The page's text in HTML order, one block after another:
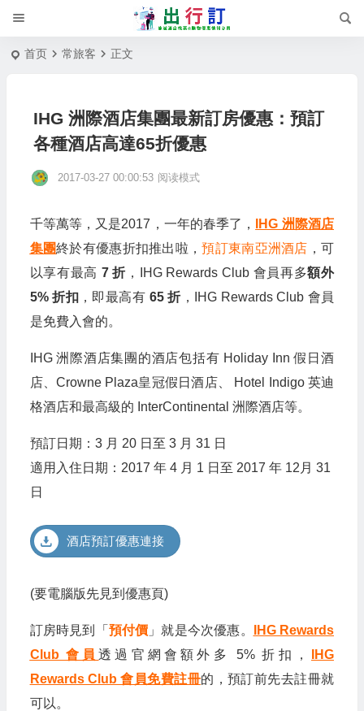
首页 常旅客 正文
IHG 洲際酒店集團最新訂房優惠：預訂
各種酒店高達65折優惠
2017-03-27 00:00:53 阅读模式
千等萬等，又是2017，一年的春季了，
IHG 洲際酒店
集團終於有優惠折扣推出啦，預訂東南亞洲酒店 ，可
以享有最高 7 折 ，IHG Rewards Club 會員再多額外
5% 折扣，即最高有 65 折 ，IHG Rewards Club 會員
是免費入會的。
IHG 洲際酒店集團的酒店包括有 Holiday Inn 假日酒
店、Crowne Plaza皇冠假日酒店、 Hotel Indigo 英迪
格酒店和最高級的 InterContinental 洲際酒店等。
預訂日期：3 月 20 日至 3 月 31 日
適用入住日期：2017 年 4 月 1 日至 2017 年 12月 31
日
酒店預訂優惠連接
(要電腦版先見到優惠頁)
訂房時見到「 預付價 」就是今次優惠。
IHG Rewards
Club 會員透過官網會額外多 5% 折扣，
IHG
Rewards Club 會員免費註冊的 ，預訂前先去註冊就
可以。